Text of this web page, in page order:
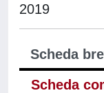
2019
Scheda
Scheda